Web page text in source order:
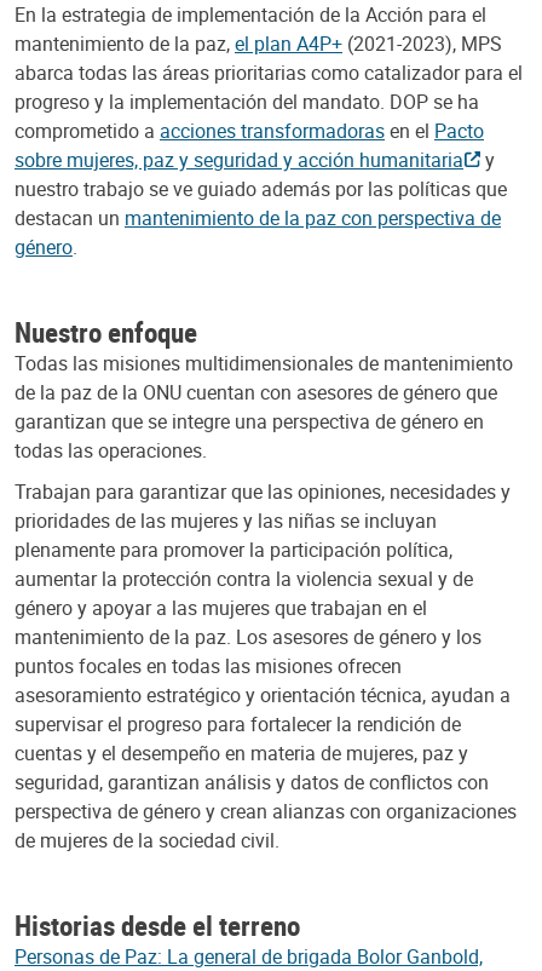
En la estrategia de implementación de la Acción para el
mantenimiento de la paz,el plan A4P+ (2021-2023), MPS
abarca todas las áreas prioritarias como catalizador para el
progreso y la implementación del mandato. DOP se ha
comprometido a acciones transformadorasen el Pacto
sobre mujeres, paz y seguridad y acción humanitaria
y
nuestro trabajo se ve guiado además por las políticas que
destacan un mantenimiento de la paz con perspectiva de
género.
Nuestro enfoque
Todas las misiones multidimensionales de mantenimiento
de la paz de la ONU cuentan con asesores de género que
garantizan que se integre una perspectiva de género en
todas las operaciones.
Trabajan para garantizar que las opiniones, necesidades y
prioridades de las mujeres y las niñas se incluyan
plenamente para promover la participación política,
aumentar la protección contra la violencia sexual y de
género y apoyar a las mujeres que trabajan en el
mantenimiento de la paz. Los asesores de género y los
puntos focales en todas las misiones ofrecen
asesoramiento estratégico y orientación técnica, ayudan a
supervisar el progreso para fortalecer la rendición de
cuentas y el desempeño en materia de mujeres, paz y
seguridad, garantizan análisis y datos de conflictos con
perspectiva de género y crean alianzas con organizaciones
de mujeres de la sociedad civil.
Historias desde el terreno
Personas de Paz: La general de brigada Bolor Ganbold,